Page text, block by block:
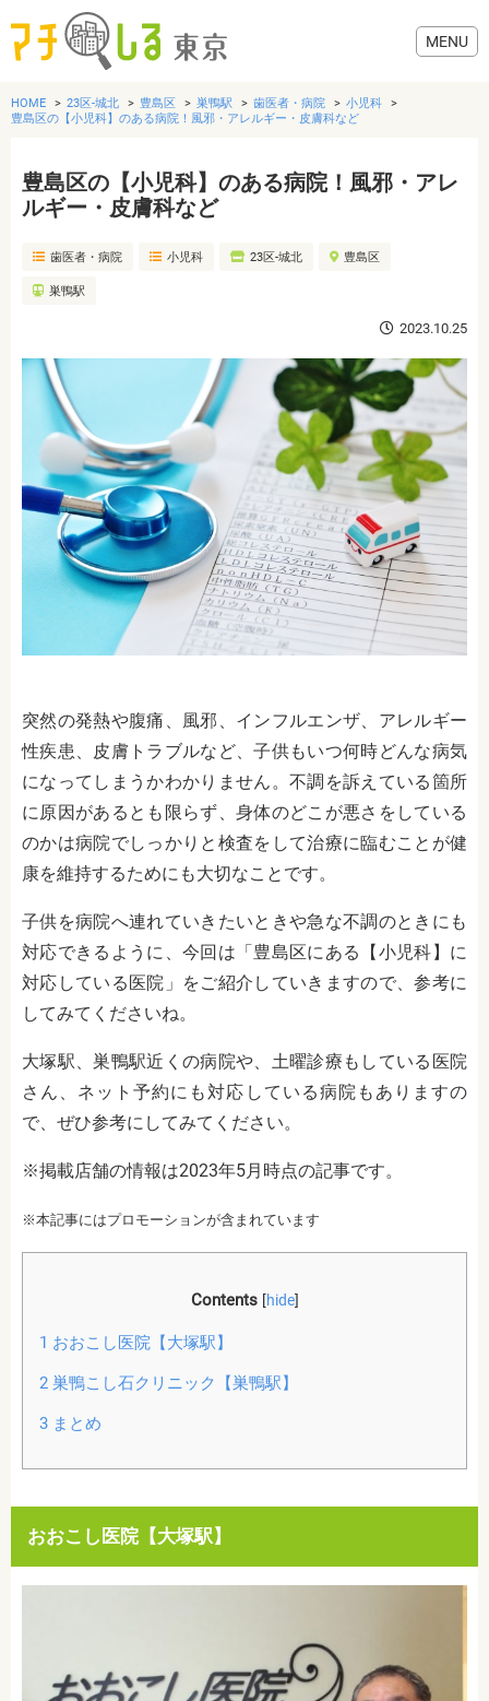
グルメ
美容・健康
おでかけ
生活
HOME 23区-城北 豊島区 巣鴨駅 歯医者・病院
小児科
豊島区の【小児科】のある病院！風邪・アレルギー・皮膚科など
豊島区の【小児科】のある病院！風邪・アレ
ルギー・皮膚科など
歯医者・病院 小児科 23区-城北 豊島区
巣鴨駅
2023.10.25
突然の発熱や腹痛、風邪、インフルエンザ、アレルギー
性疾患、皮膚トラブルなど、子供もいつ何時どんな病気
になってしまうかわかりません。不調を訴えている箇所
に原因があるとも限らず、身体のどこが悪さをしている
のかは病院でしっかりと検査をして治療に臨むことが健
康を維持するためにも大切なことです。
子供を病院へ連れていきたいときや急な不調のときにも
対応できるように、今回は「豊島区にある【小児科】に
対応している医院」をご紹介していきますので、参考に
してみてくださいね。
大塚駅、巣鴨駅近くの病院や、土曜診療もしている医院
さん、ネット予約にも対応している病院もありますの
で、ぜひ参考にしてみてください。
※掲載店舗の情報は2023年5月時点の記事です。
※本記事にはプロモーションが含まれています
Contents [hide]
1 おおこし医院【大塚駅】
2巣鴨こし石クリニック【巣鴨駅】
3まとめ
おおこし医院【大塚駅】